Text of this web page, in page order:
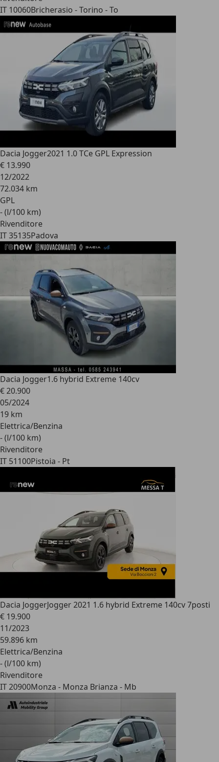
IT 10060Bricherasio - Torino - To
Dacia Jogger2021 1.0 TCe GPL Expression
€ 13.990
12/2022
72.034 km
GPL
- (l/100 km)
Rivenditore
IT 35135Padova
Dacia Jogger1.6 hybrid Extreme 140cv
€ 20.900
05/2024
19 km
Elettrica/Benzina
- (l/100 km)
Rivenditore
IT 51100Pistoia - Pt
Dacia JoggerJogger 2021 1.6 hybrid Extreme 140cv 7posti
€ 19.900
11/2023
59.896 km
Elettrica/Benzina
- (l/100 km)
Rivenditore
IT 20900Monza - Monza Brianza - Mb